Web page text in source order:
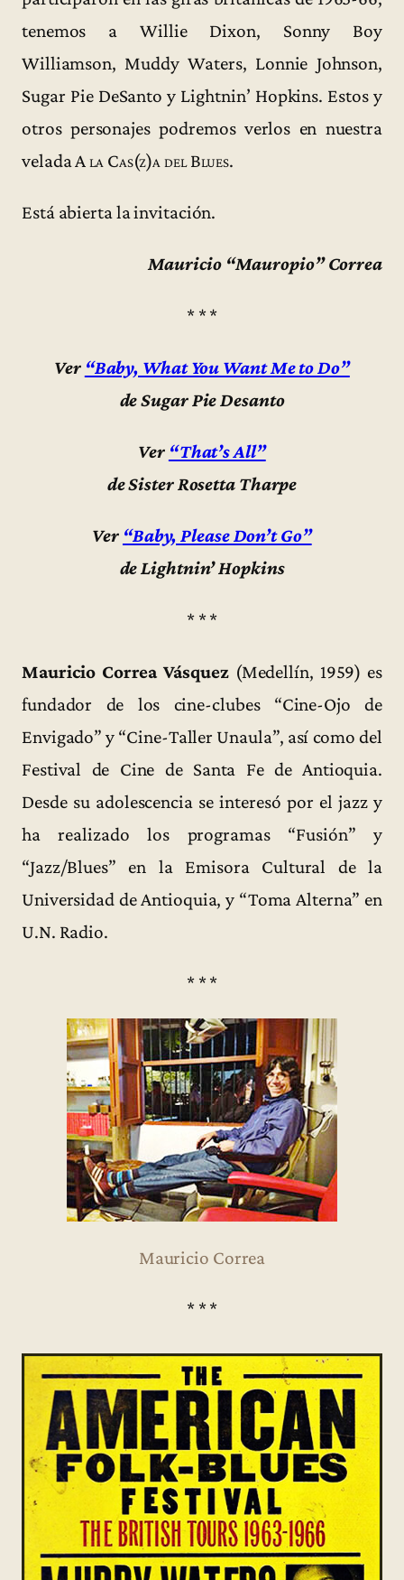
tenemos a Willie Dixon, Sonny Boy
Williamson, Muddy Waters, Lonnie Johnson,
Sugar Pie DeSanto y Lightnin’ Hopkins. Estos y
otros personajes podremos verlos en nuestra
veladaA la Cas(z)a del Blues.
Está abierta la invitación.
Mauricio “Mauropio” Correa
* * *
Ver “Baby, What You Want Me to Do”
de Sugar Pie Desanto
Ver “That’s All”
de Sister Rosetta Tharpe
Ver “Baby, Please Don’t Go”
de Lightnin’ Hopkins
* * *
Mauricio Correa Vásquez(Medellín, 1959) es
fundador de los cine-clubes “Cine-Ojo de
Envigado” y “Cine-Taller Unaula”, así como del
Festival de Cine de Santa Fe de Antioquia.
Desde su adolescencia se interesó por el jazz y
ha realizado los programas “Fusión” y
“Jazz/Blues” en la Emisora Cultural de la
Universidad de Antioquia, y “Toma Alterna” en
U.N. Radio.
* * *
Mauricio Correa
* * *